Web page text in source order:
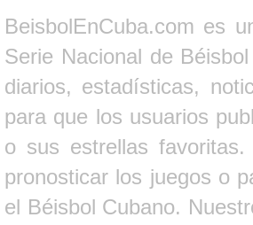
BeisbolEnCuba.com es
Serie Nacional de
diarios, estadísticas,
para que los usuarios
o sus estrellas
pronosticar los juegos o
el Béisbol Cubano.